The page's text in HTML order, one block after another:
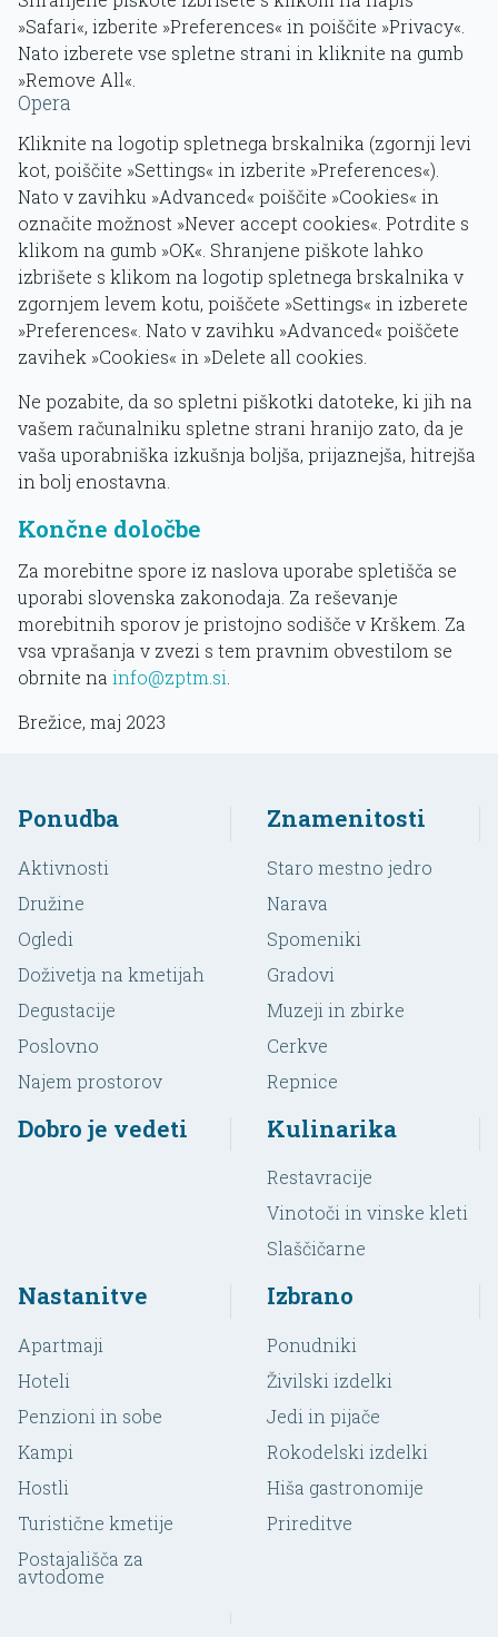
»Safari«, izberite »Preferences« in poiščite »Privacy«.
Nato izberete vse spletne strani in kliknite na gumb
»Remove All«.
Opera
Kliknite na logotip spletnega brskalnika (zgornji levi
kot, poiščite »Settings« in izberite »Preferences«).
Nato v zavihku »Advanced« poiščite »Cookies« in
označite možnost »Never accept cookies«. Potrdite s
klikom na gumb »OK«. Shranjene piškote lahko
izbrišete s klikom na logotip spletnega brskalnika v
zgornjem levem kotu, poiščete »Settings« in izberete
»Preferences«. Nato v zavihku »Advanced« poiščete
zavihek »Cookies« in »Delete all cookies.
Ne pozabite, da so spletni piškotki datoteke, ki jih na
vašem računalniku spletne strani hranijo zato, da je
vaša uporabniška izkušnja boljša, prijaznejša, hitrejša
in bolj enostavna.
Končne določbe
Za morebitne spore iz naslova uporabe spletišča se
uporabi slovenska zakonodaja. Za reševanje
morebitnih sporov je pristojno sodišče v Krškem. Za
vsa vprašanja v zvezi s tem pravnim obvestilom se
obrnite na info@zptm.si.
Brežice, maj 2023
Ponudba
Aktivnosti
Družine
Ogledi
Doživetja na kmetijah
Degustacije
Poslovno
Najem prostorov
Znamenitosti
Staro mestno jedro
Narava
Spomeniki
Gradovi
Muzeji in zbirke
Cerkve
Repnice
Dobro je vedeti Kulinarika
Restavracije
Vinotoči in vinske kleti
Slaščičarne
Nastanitve
Apartmaji
Hoteli
Penzioni in sobe
Kampi
Hostli
Turistične kmetije
Postajališča za
avtodome
Izbrano
Ponudniki
Živilski izdelki
Jedi in pijače
Rokodelski izdelki
Hiša gastronomije
Prireditve